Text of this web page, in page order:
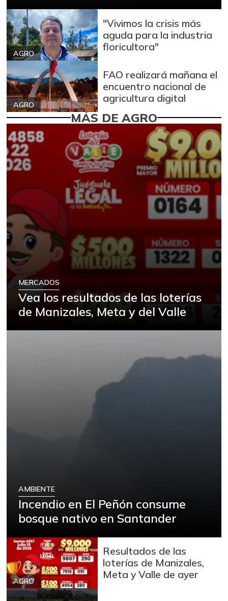
AGRO
"Vivimos la crisis más
aguda para la industria
floricultora"
AGRO
FAO realizará mañana el
encuentro nacional de
agricultura digital
MÁS DE AGRO
MERCADOS
Vea los resultados de las loterías
de Manizales, Meta y del Valle
AMBIENTE
Incendio en El Peñón consume
bosque nativo en Santander
AGRO
Resultados de las
loterías de Manizales,
Meta y Valle de ayer